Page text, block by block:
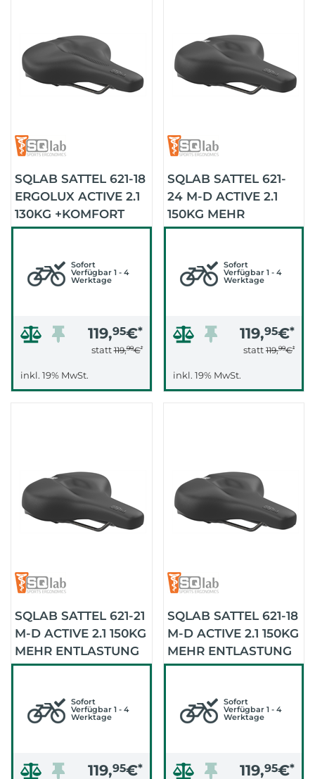
SQLAB SATTEL 621-18
ERGOLUX ACTIVE 2.1
130KG +KOMFORT
(SCHWARZ)
Sofort
Verfügbar 1 - 4
Werktage
119,95€*
statt119,99€*
inkl. 19% MwSt.
SQLAB SATTEL 621-
24 M-D ACTIVE 2.1
150KG MEHR
ENTLASTUNG
Sofort
Verfügbar 1 - 4
Werktage
119,95€*
statt 119,99€*
inkl. 19% MwSt.
SQLAB SATTEL 621-21
M-D ACTIVE 2.1 150KG
MEHR ENTLASTUNG
(SCHWARZ)
Sofort
Verfügbar 1 - 4
Werktage
119,95€*
SQLAB SATTEL 621-18
M-D ACTIVE 2.1 150KG
MEHR ENTLASTUNG
(SCHWARZ)
Sofort
Verfügbar 1 - 4
Werktage
119,95€*